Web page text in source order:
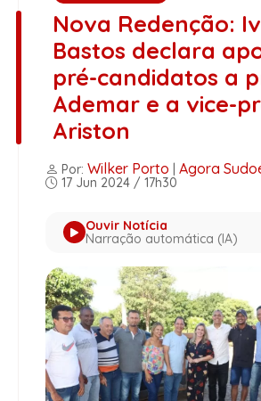
Nova Redenção:
Bastos declara
pré-candidatos a
Ademar e a vice-
Ariston
Por: Wilker Porto Agora
17 Jun 2024 / 17h30
Ouvir Notícia
Narração automática (IA)